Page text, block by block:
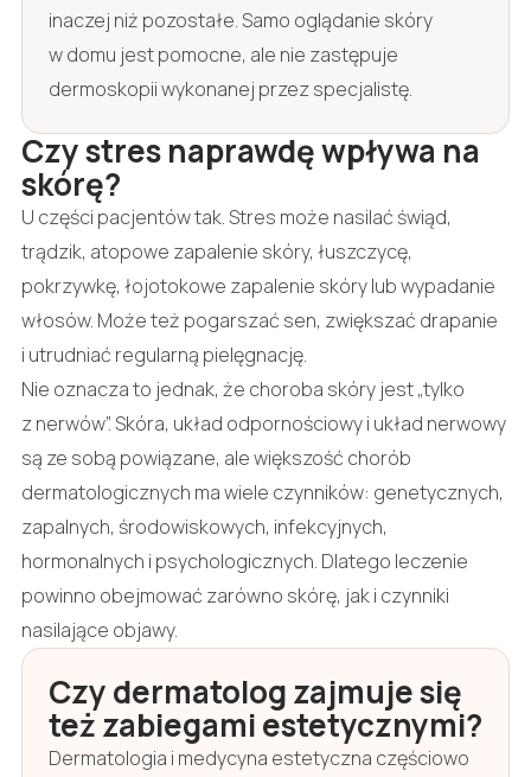
inaczej niż pozostałe. Samo oglądanie skóry
w domu jest pomocne, ale nie zastępuje
dermoskopii wykonanej przez specjalistę.
Czy stres naprawdę wpływa na
skórę?
U części pacjentów tak. Stres może nasilać świąd,
trądzik, atopowe zapalenie skóry, łuszczycę,
pokrzywkę, łojotokowe zapalenie skóry lub wypadanie
włosów. Może też pogarszać sen, zwiększać drapanie
i utrudniać regularną pielęgnację.
Nie oznacza to jednak, że choroba skóry jest „tylko
z nerwów”. Skóra, układ odpornościowy i układ nerwowy
są ze sobą powiązane, ale większość chorób
dermatologicznych ma wiele czynników: genetycznych,
zapalnych, środowiskowych, infekcyjnych,
hormonalnych i psychologicznych. Dlatego leczenie
powinno obejmować zarówno skórę, jak i czynniki
nasilające objawy.
Czy dermatolog zajmuje się
też zabiegami estetycznymi?
Dermatologia i medycyna estetyczna częściowo